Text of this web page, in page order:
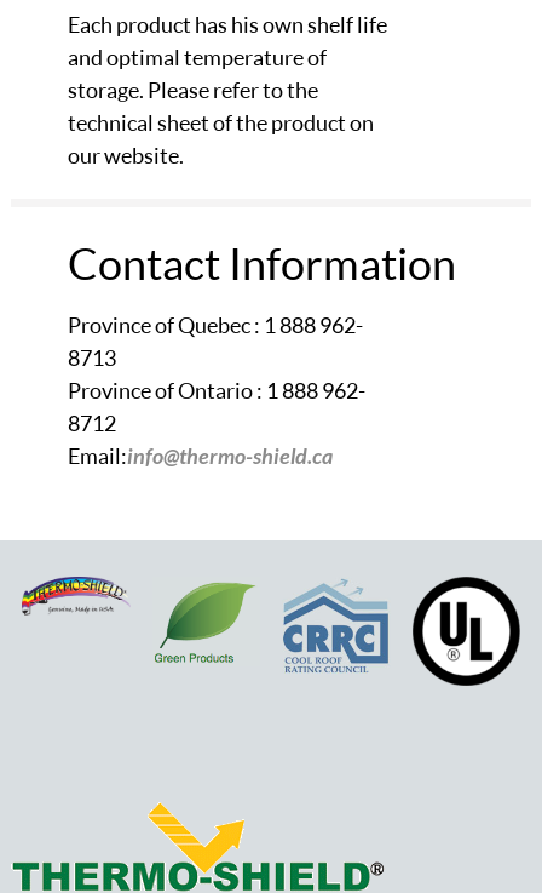
Each product has his own shelf life
and optimal temperature of
storage. Please refer to the
technical sheet of the product on
our website.
Contact Information
Province of Quebec : 1 888 962-
8713
Province of Ontario : 1 888 962-
8712
Email:info@thermo-shield.ca